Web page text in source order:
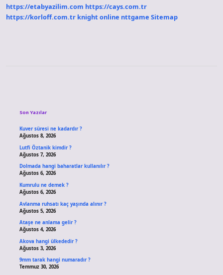
https://etabyazilim.com https://cays.com.tr
https://korloff.com.tr knight online nttgame Sitemap
Son Yazılar
Kuver süresi ne kadardır ?
Ağustos 8, 2026
Lutfi Öztanik kimdir ?
Ağustos 7, 2026
Dolmada hangi baharatlar kullanılır ?
Ağustos 6, 2026
Kumrulu ne demek ?
Ağustos 6, 2026
Avlanma ruhsatı kaç yaşında alınır ?
Ağustos 5, 2026
Ataşe ne anlama gelir ?
Ağustos 4, 2026
Akova hangi ülkededir ?
Ağustos 3, 2026
9mm tarak hangi numaradır ?
Temmuz 30, 2026